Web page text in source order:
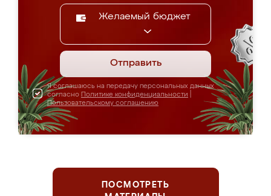
Желаемый бюджет
Отправить
Я соглашаюсь на передачу персональных данных
согласно Политике конфиденциальности
Пользовательскому соглашению
ПОСМОТРЕТЬ